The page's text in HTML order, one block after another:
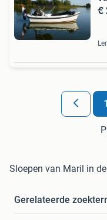
€
1
Sloepen van Maril in
Gerelateerde